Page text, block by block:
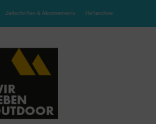
Zeitschriften & Abonnements Heftarchive